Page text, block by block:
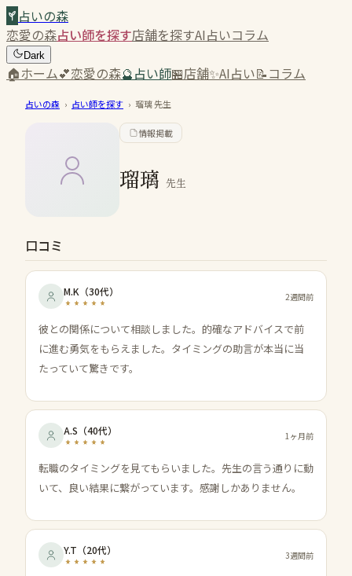
占いの森
恋愛の森占い師を探す店舗を探すAI占いコラム
Dark
🏠ホーム💕恋愛の森🔮占い師🏪店舗✨AI占い📝コラム
占いの森 › 占い師を探す › 瑠璃先生
情報掲載
瑠璃 先生
口コミ
M.K （30代） 2週間前
彼との関係について相談しました。的確なアドバイスで前
に進む勇気をもらえました。タイミングの助言が本当に当
たっていて驚きです。
A.S （40代） 1ヶ月前
転職のタイミングを見てもらいました。先生の言う通りに動
いて、良い結果に繋がっています。感謝しかありません。
Y.T （20代） 3週間前